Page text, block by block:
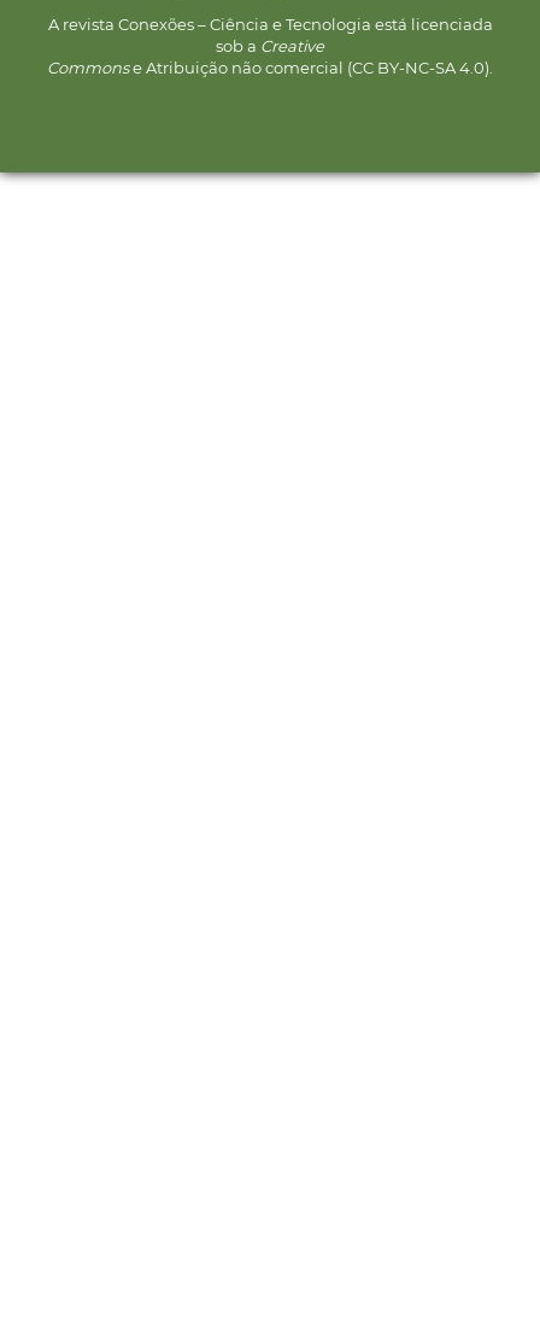
A revista Conexões – Ciência e Tecnologia está licenciada
sob a Creative
Commonse Atribuição não comercial (CC BY-NC-SA 4.0).